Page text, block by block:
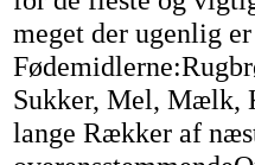
meget der ugenlig
Sukker, Mel, Mælk,
lange Rækker af